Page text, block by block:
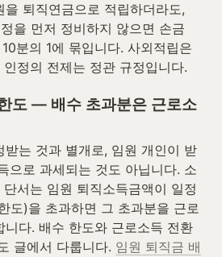
퇴직연금으로 적립하더라도,
을 먼저 정비하지 않으면 손금
분의 1에 묶입니다. 사외적립은
정의 전제는 정관 규정입니다.
도 — 배수 초과분은 근로소
받는 것과 별개로, 임원 개인이 받
으로 과세되는 것도 아닙니다. 소
서는 임원 퇴직소득금액이 일정
도)을 초과하면 그 초과분을 근로
니다. 배수 한도와 근로소득 전환
글에서 다룹니다. 임원 퇴직금 배